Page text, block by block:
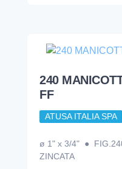
240
FF
ATUSA ITALIA SPA
ø 1" x 3/4" ●
ZINCATA